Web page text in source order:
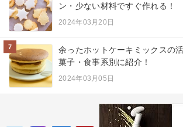
ン・少ない材料ですぐ作れる！
2024年03月20日
7
余ったホットケーキミックスの
菓子・食事系別に紹介！
2024年03月05日